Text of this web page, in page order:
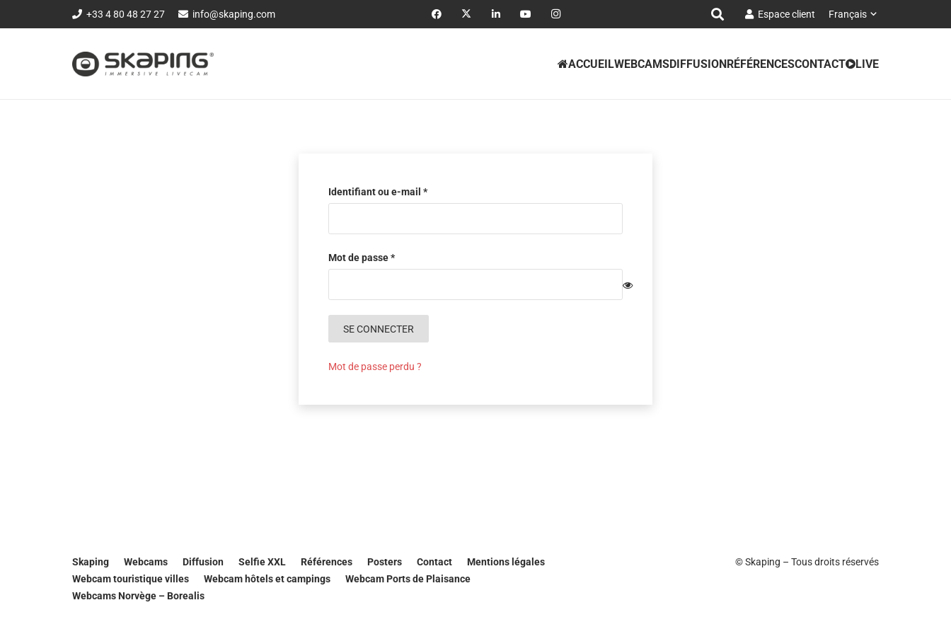
+33 4 80 48 27 27 info@skaping.com Espace client Français
ACCUEILWEBCAMSDIFFUSIONRÉFÉRENCESCONTACT LIVE
Identifiant ou e-mail *Obligatoire
Mot de passe*Obligatoire
SE CONNECTER
Mot de passe perdu ?
Skaping Webcams Diffusion Selfie XXL Références Posters Contact
Mentions légales
Webcam touristique villes
Webcam hôtels et campings
Webcam Ports de Plaisance
Webcams Norvège – Borealis
© Skaping – Tous droits réservés